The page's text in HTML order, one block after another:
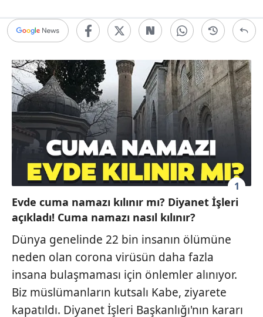
1
Evde cuma namazı kılınır mı? Diyanet İşleri
açıkladı! Cuma namazı nasıl kılınır?
Dünya genelinde 22 bin insanın ölümüne
neden olan corona virüsün daha fazla
insana bulaşmaması için önlemler alınıyor.
Biz müslümanların kutsalı Kabe, ziyarete
kapatıldı. Diyanet İşleri Başkanlığı'nın kararı